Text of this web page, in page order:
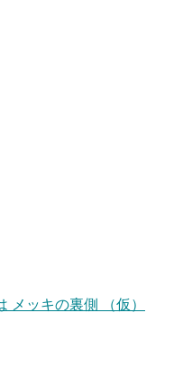
ッキの裏側 （仮）